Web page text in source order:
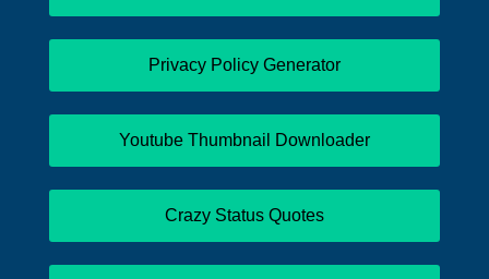
Privacy Policy Generator
Youtube Thumbnail Downloader
Crazy Status Quotes